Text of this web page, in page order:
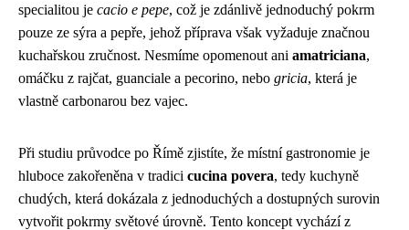
specialitou je cacio e pepe, což je zdánlivě jednoduchý pokrm
pouze ze sýra a pepře, jehož příprava však vyžaduje značnou
kuchařskou zručnost. Nesmíme opomenout ani amatriciana,
omáčku z rajčat, guanciale a pecorino, nebo gricia, která je
vlastně carbonarou bez vajec.
Při studiu průvodce po Římě zjistíte, že místní gastronomie je
hluboce zakořeněna v tradici cucina povera, tedy kuchyně
chudých, která dokázala z jednoduchých a dostupných surovin
vytvořit pokrmy světové úrovně. Tento koncept vychází z